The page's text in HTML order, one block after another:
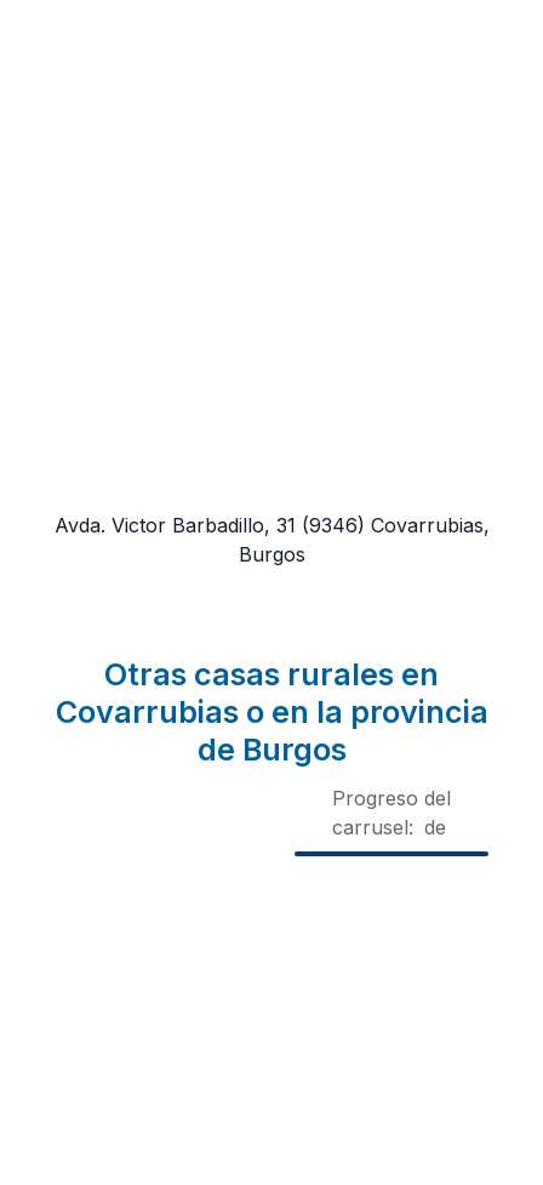
Avda. Victor Barbadillo, 31 (9346) Covarrubias,
Burgos
Otras casas rurales en
Covarrubias o en la provincia
de Burgos
Progreso del
carrusel: de